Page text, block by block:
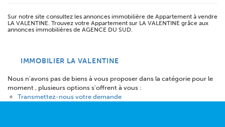
Sur notre site consultez les annonces immobilière de Appartement à vendre
LA VALENTINE. Trouvez votre Appartement sur LA VALENTINE grâce aux
annonces immobilières de AGENCE DU SUD.
IMMOBILIER LA VALENTINE
Nous n'avons pas de biens à vous proposer dans la catégorie pour le
moment , plusieurs options s'offrent à vous :
Transmettez-nous votre demande